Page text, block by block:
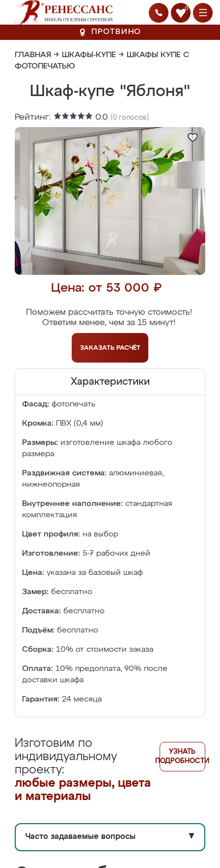
0
ПРОТВИНО
ГЛАВНАЯ → ШКАФЫ-КУПЕ → ШКАФЫ КУПЕ С
ФОТОПЕЧАТЬЮ
Шкаф-купе "Яблоня"
Рейтинг: 0.0 (0 голосов)
Цена: от 53 000 ₽
Поможем рассчитать точную стоимость!
Ответим менее, чем за 15 минут!
ЗАКАЗАТЬ РАСЧЁТ
Характеристики
Фасад: фотопечать
Кромка: ПВХ (0,4 мм)
Размеры: изготовление шкафа любого
размера
Раздвижная система: алюминиевая,
нижнеопорная
Внутреннее наполнение: стандартная
комплектация
Цвет профиля: на выбор
Изготовление: 5-7 рабочих дней
Цена: указана за базовый шкаф
Замер: бесплатно
Доставка: бесплатно
Подъём: бесплатно
Сборка: 10% от стоимости заказа
Оплата: 10% предоплата, 90% после
доставки шкафа
Гарантия: 24 месяца
Изготовим по
индивидуальному
проекту:
любые размеры, цвета
и материалы
УЗНАТЬ
ПОДРОБНОСТИ
Часто задаваемые вопросы ▼